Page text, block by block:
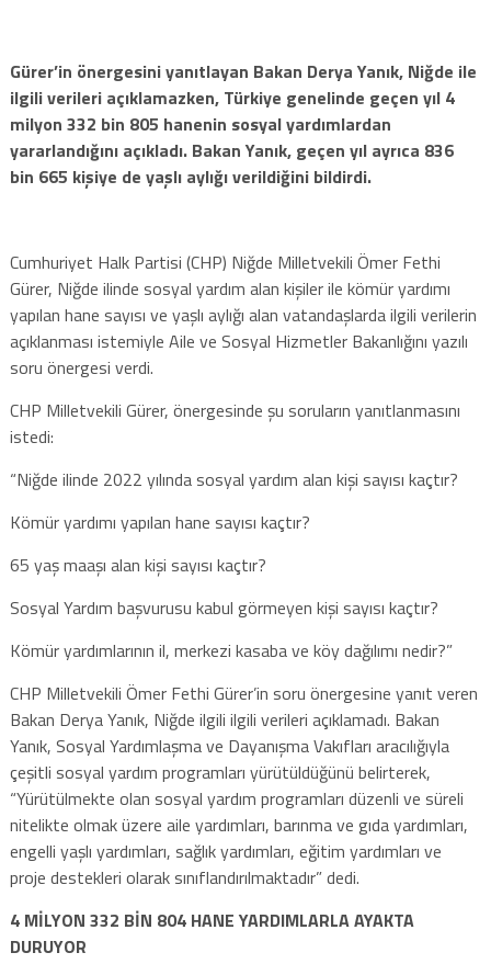
Gürer’in önergesini yanıtlayan Bakan Derya Yanık, Niğde ile
ilgili verileri açıklamazken, Türkiye genelinde geçen yıl 4
milyon 332 bin 805 hanenin sosyal yardımlardan
yararlandığını açıkladı. Bakan Yanık, geçen yıl ayrıca 836
bin 665 kişiye de yaşlı aylığı verildiğini bildirdi.
Cumhuriyet Halk Partisi (CHP) Niğde Milletvekili Ömer Fethi
Gürer, Niğde ilinde sosyal yardım alan kişiler ile kömür yardımı
yapılan hane sayısı ve yaşlı aylığı alan vatandaşlarda ilgili verilerin
açıklanması istemiyle Aile ve Sosyal Hizmetler Bakanlığını yazılı
soru önergesi verdi.
CHP Milletvekili Gürer, önergesinde şu soruların yanıtlanmasını
istedi:
“Niğde ilinde 2022 yılında sosyal yardım alan kişi sayısı kaçtır?
Kömür yardımı yapılan hane sayısı kaçtır?
65 yaş maaşı alan kişi sayısı kaçtır?
Sosyal Yardım başvurusu kabul görmeyen kişi sayısı kaçtır?
Kömür yardımlarının il, merkezi kasaba ve köy dağılımı nedir?”
CHP Milletvekili Ömer Fethi Gürer’in soru önergesine yanıt veren
Bakan Derya Yanık, Niğde ilgili ilgili verileri açıklamadı. Bakan
Yanık, Sosyal Yardımlaşma ve Dayanışma Vakıfları aracılığıyla
çeşitli sosyal yardım programları yürütüldüğünü belirterek,
“Yürütülmekte olan sosyal yardım programları düzenli ve süreli
nitelikte olmak üzere aile yardımları, barınma ve gıda yardımları,
engelli yaşlı yardımları, sağlık yardımları, eğitim yardımları ve
proje destekleri olarak sınıflandırılmaktadır” dedi.
4 MİLYON 332 BİN 804 HANE YARDIMLARLA AYAKTA
DURUYOR